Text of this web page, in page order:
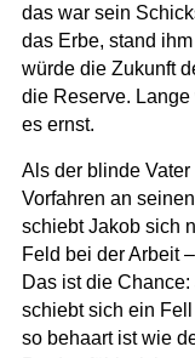
das war sein
das Erbe, stand
würde die Zukunft
die Reserve.
es ernst.
Als der blinde
Vorfahren an
schiebt Jakob sich
Feld bei der Arbeit
Das ist die
schiebt sich ein
so behaart ist wie